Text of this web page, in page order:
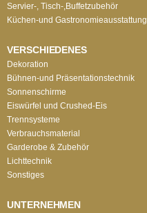
Servier-, Tisch-,Buffetzubehör
Küchen-und Gastronomieausstattung
VERSCHIEDENES
Dekoration
Bühnen-und Präsentationstechnik
Sonnenschirme
Eiswürfel und Crushed-Eis
Trennsysteme
Verbrauchsmaterial
Garderobe & Zubehör
Lichttechnik
Sonstiges
UNTERNEHMEN